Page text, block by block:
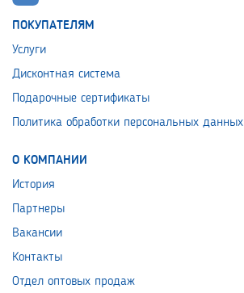
ПОКУПАТЕЛЯМ
Услуги
Дисконтная система
Подарочные сертификаты
Политика обработки персональных данных
О КОМПАНИИ
История
Партнеры
Вакансии
Контакты
Отдел оптовых продаж